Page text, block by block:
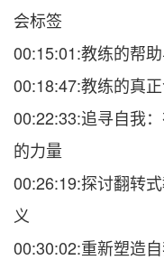
会标签
00:15:01:教练的帮
00:18:47:教练的真
00:22:33:追寻自我
的力量
00:26:19:探讨翻转
义
00:30:02:重新塑造